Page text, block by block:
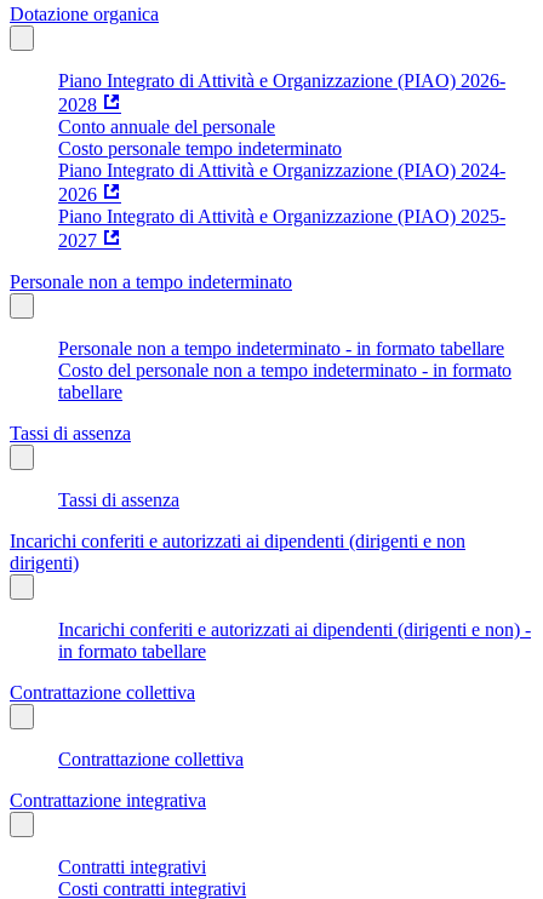
Dotazione organica
Piano Integrato di Attività e Organizzazione (PIAO) 2026-
2028
Conto annuale del personale
Costo personale tempo indeterminato
Piano Integrato di Attività e Organizzazione (PIAO) 2024-
2026
Piano Integrato di Attività e Organizzazione (PIAO) 2025-
2027
Personale non a tempo indeterminato
Personale non a tempo indeterminato - in formato tabellare
Costo del personale non a tempo indeterminato - in formato
tabellare
Tassi di assenza
Tassi di assenza
Incarichi conferiti e autorizzati ai dipendenti (dirigenti e non
dirigenti)
Incarichi conferiti e autorizzati ai dipendenti (dirigenti e non) -
in formato tabellare
Contrattazione collettiva
Contrattazione collettiva
Contrattazione integrativa
Contratti integrativi
Costi contratti integrativi